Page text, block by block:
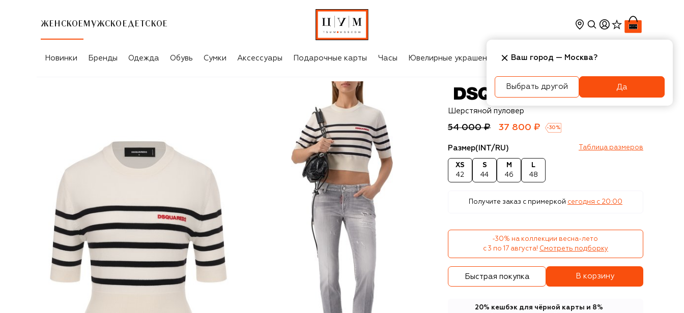
ЖЕНСКОЕ МУЖСКОЕ ДЕТСКОЕ
Новинки Бренды Одежда Обувь Сумки Аксессуары Подарочные карты Часы Ювелирные украшения Косметика Интерьер
Dsquared2
Шерстяной пуловер
54 000 ₽ 37 800 ₽ -30 %
Размер(INT/RU) Таблица размеров
XS
42
S
44
M
46
L
48
Получите заказ с примеркой сегодня c 20:00
-30% на коллекции весна-лето
с 3 по 17 августа! Смотреть подборку
Быстрая покупка В корзину
20% кешбэк для чёрной карты и 8%
Ваш город — Москва?
Выбрать другой Да